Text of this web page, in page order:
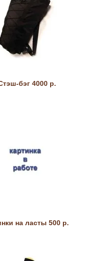
бэг 4000 р.
на ласты 500 р.